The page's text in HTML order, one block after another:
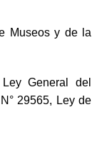
Museos y de la
General del
29565, Ley de